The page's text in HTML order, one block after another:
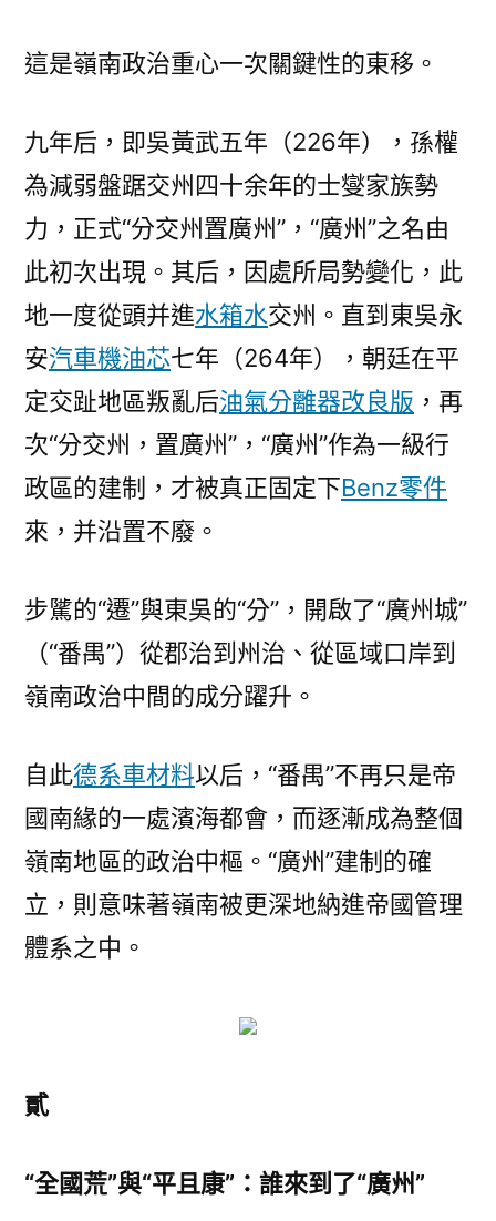
這是嶺南政治重心一次關鍵性的東移。
九年后，即吳黃武五年（226年），孫權
為減弱盤踞交州四十余年的士燮家族勢
力，正式“分交州置廣州”，“廣州”之名由
此初次出現。其后，因處所局勢變化，此
地一度從頭并進水箱水交州。直到東吳永
安汽車機油芯七年（264年），朝廷在平
定交趾地區叛亂后油氣分離器改良版 ，再
次“分交州，置廣州”，“廣州”作為一級行
政區的建制，才被真正固定下Benz零件
來，并沿置不廢。
步騭的“遷”與東吳的“分”，開啟了“廣州城”
（“番禺”）從郡治到州治、從區域口岸到
嶺南政治中間的成分躍升。
自此德系車材料以后，“番禺”不再只是帝
國南緣的一處濱海都會，而逐漸成為整個
嶺南地區的政治中樞。“廣州”建制的確
立，則意味著嶺南被更深地納進帝國管理
體系之中。
貳
“全國荒”與“平且康”：誰來到了“廣州”